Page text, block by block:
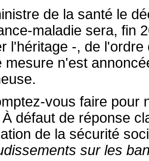
de la santé le
maladie sera, fin
l'héritage -, de
mesure n'est
vous faire pour
défaut de réponse
de la sécurité
sur les